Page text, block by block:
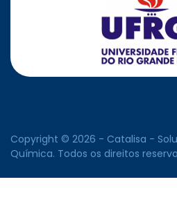
Copyright © 2026 - Catalisa -
Química. Todos os direitos